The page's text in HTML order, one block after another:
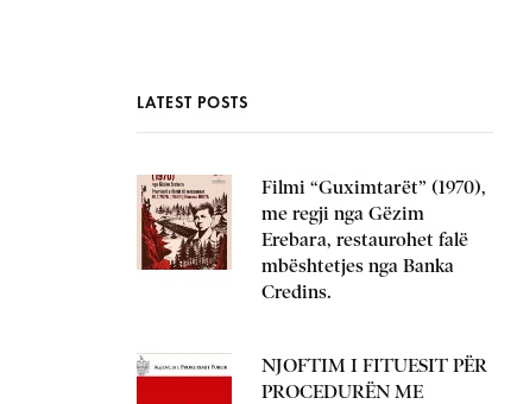
LATEST POSTS
Filmi “Guximtarët” (1970),
me regji nga Gëzim
Erebara, restaurohet falë
mbështetjes nga Banka
Credins.
NJOFTIM I FITUESIT PËR
PROCEDURËN ME